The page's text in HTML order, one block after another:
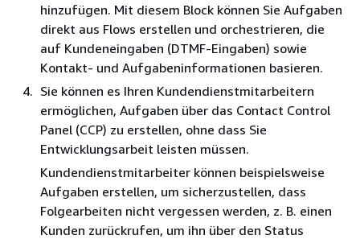
hinzufügen. Mit diesem Block können Sie Aufgaben
direkt aus Flows erstellen und orchestrieren, die
auf Kundeneingaben (DTMF-Eingaben) sowie
Kontakt- und Aufgabeninformationen basieren.
Sie können es Ihren Kundendienstmitarbeitern
ermöglichen, Aufgaben über das Contact Control
Panel (CCP) zu erstellen, ohne dass Sie
Entwicklungsarbeit leisten müssen.
Kundendienstmitarbeiter können beispielsweise
Aufgaben erstellen, um sicherzustellen, dass
Folgearbeiten nicht vergessen werden, z. B. einen
Kunden zurückrufen, um ihn über den Status